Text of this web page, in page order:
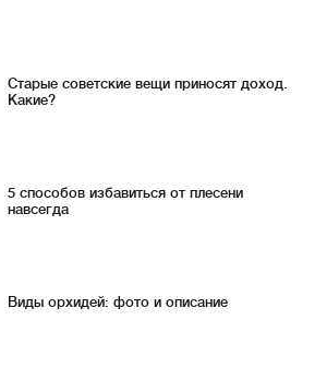
Старые советские вещи приносят доход.
Какие?
5 способов избавиться от плесени
навсегда
Виды орхидей: фото и описание